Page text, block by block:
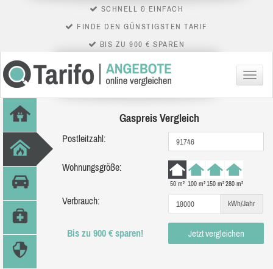
SCHNELL & EINFACH
FINDE DEN GÜNSTIGSTEN TARIF
BIS ZU 900 € SPAREN
Menü
Gaspreis Vergleich
Postleitzahl:
Wohnungsgröße:
50 m² 100 m²150 m²280 m²
Verbrauch: kWh/Jahr
Bis zu 900 € sparen! Jetzt vergleichen